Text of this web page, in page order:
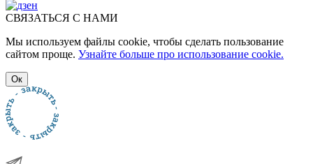
СВЯЗАТЬСЯ С НАМИ
Мы используем файлы cookie, чтобы сделать пользование
сайтом проще. Узнайте больше про использование cookie.
Ок